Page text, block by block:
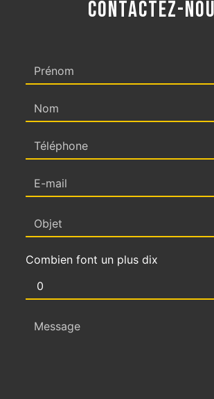
CONTACTEZ-
Combien font un plus dix